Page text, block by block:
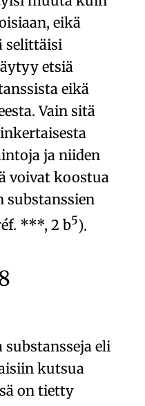
eikä
selittäisi
etsiä
eikä
Vain sitä
ja niiden
voivat koostua
***, 2 b5).
eli
kutsua
on tietty